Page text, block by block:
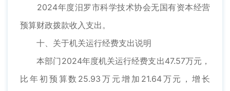
2024年度汨罗市科学技术协会无国有资本经营
预算财政拨款收入支出。
十、关于机关运行经费支出说明
本部门2024年度机关运行经费支出47.57万元，
比年初预算数25.93万元增加21.64万元，增长